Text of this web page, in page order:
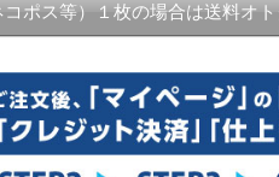
ポス等）１枚の場合は送料オ